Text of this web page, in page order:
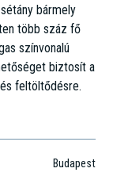
bármely
több száz fő
színvonalú
biztosít a
feltöltődésre.
Budapest